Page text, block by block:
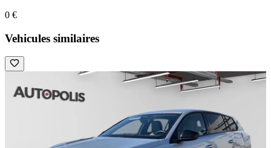
0 €
Vehicules similaires